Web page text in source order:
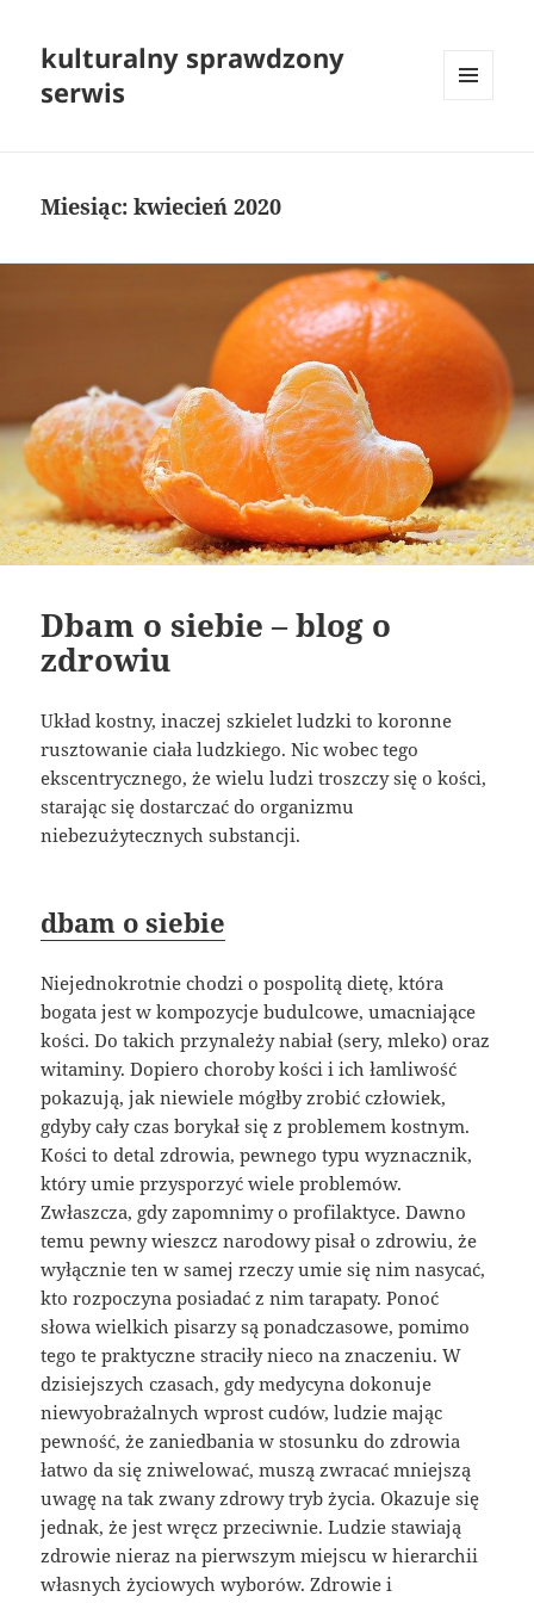
kulturalny sprawdzony
serwis
Miesiąc:kwiecień 2020
Dbam o siebie – blog o
zdrowiu
Układ kostny, inaczej szkielet ludzki to koronne
rusztowanie ciała ludzkiego. Nic wobec tego
ekscentrycznego, że wielu ludzi troszczy się o kości,
starając się dostarczać do organizmu
niebezużytecznych substancji.
dbam o siebie
Niejednokrotnie chodzi o pospolitą dietę, która
bogata jest w kompozycje budulcowe, umacniające
kości. Do takich przynależy nabiał (sery, mleko) oraz
witaminy. Dopiero choroby kości i ich łamliwość
pokazują, jak niewiele mógłby zrobić człowiek,
gdyby cały czas borykał się z problemem kostnym.
Kości to detal zdrowia, pewnego typu wyznacznik,
który umie przysporzyć wiele problemów.
Zwłaszcza, gdy zapomnimy o profilaktyce. Dawno
temu pewny wieszcz narodowy pisał o zdrowiu, że
wyłącznie ten w samej rzeczy umie się nim nasycać,
kto rozpoczyna posiadać z nim tarapaty. Ponoć
słowa wielkich pisarzy są ponadczasowe, pomimo
tego te praktyczne straciły nieco na znaczeniu. W
dzisiejszych czasach, gdy medycyna dokonuje
niewyobrażalnych wprost cudów, ludzie mając
pewność, że zaniedbania w stosunku do zdrowia
łatwo da się zniwelować, muszą zwracać mniejszą
uwagę na tak zwany zdrowy tryb życia. Okazuje się
jednak, że jest wręcz przeciwnie. Ludzie stawiają
zdrowie nieraz na pierwszym miejscu w hierarchii
własnych życiowych wyborów. Zdrowie i